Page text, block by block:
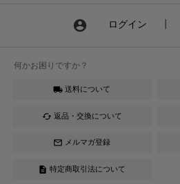
account_circle ログイン
何かお困りですか？
local_shipping 送料について
cached 返品・交換について
mail_outline メルマガ登録
description 特定商取引法について